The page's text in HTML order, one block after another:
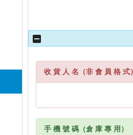
收 貨 人 名（非 會 員 格 式
手 機 號 碼（倉 庫 專 用）